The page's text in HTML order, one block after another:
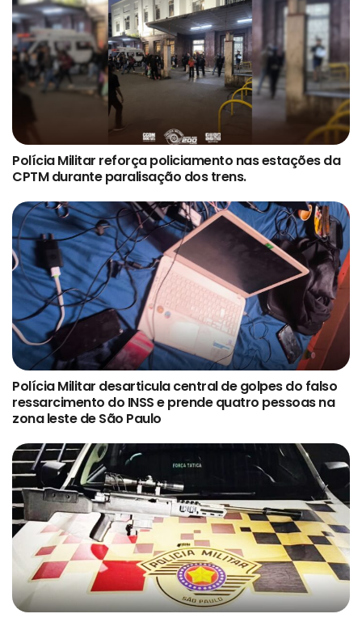
Polícia Militar reforça policiamento nas estações da
CPTM durante paralisação dos trens.
Polícia Militar desarticula central de golpes do falso
ressarcimento do INSS e prende quatro pessoas na
zona leste de São Paulo